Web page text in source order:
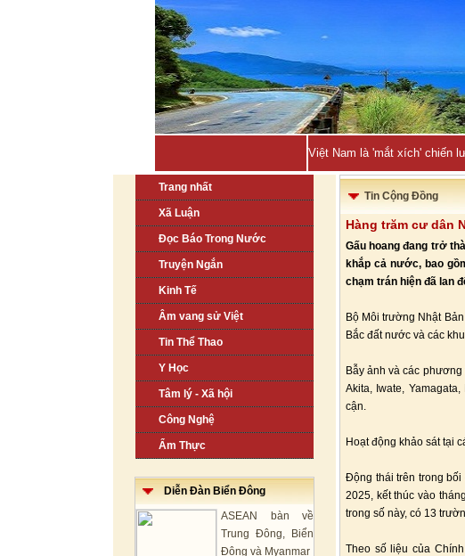
Việt Nam là 'mắt xích' chiến
Trang nhất
Xã Luận
Đọc Báo Trong Nước
Truyện Ngắn
Kinh Tế
Âm vang sử Việt
Tin Thể Thao
Y Học
Tâm lý - Xã hội
Công Nghệ
Ẩm Thực
Diễn Đàn Biển Đông
ASEAN bàn về
Trung Đông, Biển
Đông và Myanmar
Tin Cộng Đồng
Hàng trăm cư dân
Gấu hoang đang trở
khắp cả nước, bao
chạm trán hiện đã lan
Bộ Môi trường Nhật
Bắc đất nước và các
Bẫy ảnh và các
Akita, Iwate,
cận.
Hoạt động khảo sát tại
Động thái trên trong
2025, kết thúc vào
trong số này, có 13
Theo số liệu của